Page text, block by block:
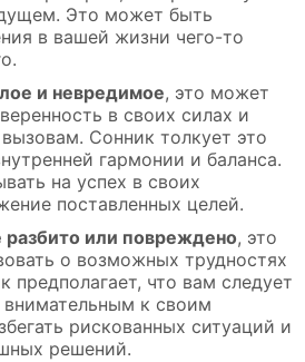
Это может быть
в вашей жизни чего-то
и невредимое, это может
в своих силах и
Сонник толкует это
гармонии и баланса.
на успех в своих
поставленных целей.
разбито или повреждено, это
о возможных трудностях
предполагает, что вам следует
к своим
рискованных ситуаций и
решений.